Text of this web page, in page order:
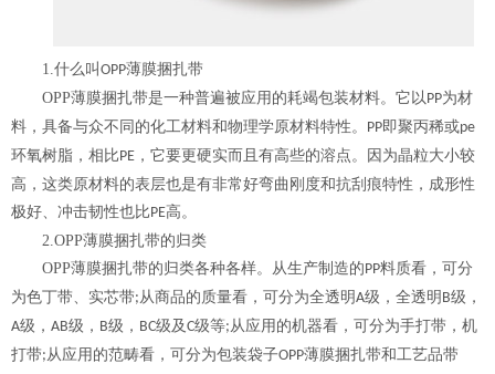
1.什么叫 OPP薄膜捆扎带
OPP薄膜捆扎带是一种普遍被应用的耗竭包装材料。它以PP为材
料，具备与众不同的化工材料和物理学原材料特性。 PP即聚丙稀或pe
环氧树脂，相比PE ，它要更硬实而且有高些的溶点。因为晶粒大小较
高，这类原材料的表层也是有非常好弯曲刚度和抗刮痕特性，成形性
极好、冲击韧性也比PE高。
2.OPP薄膜捆扎带的归类
OPP薄膜捆扎带的归类各种各样。从生产制造的PP料质看，可分
为色丁带、实芯带;从商品的质量看，可分为全透明A级，全透明 B级，
A级， AB级， B级， BC级及C级等;从应用的机器看，可分为手打带，机
打带;从应用的范畴看，可分为包装袋子OPP薄膜捆扎带和工艺品带